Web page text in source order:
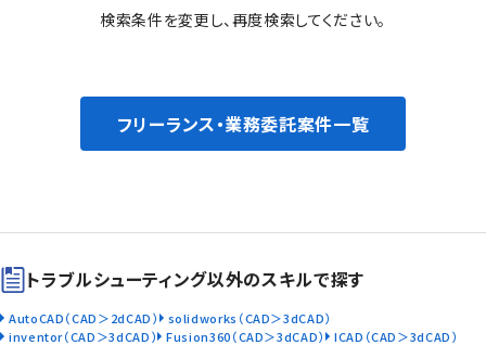
検索条件を変更し、再度検索してください。
フリーランス・業務委託案件一覧
トラブルシューティング以外のスキルで探す
AutoCAD（CAD＞2dCAD）
solidworks（CAD＞3dCAD）
inventor（CAD＞3dCAD） Fusion360（CAD＞3dCAD）
ICAD（CAD＞3dCAD）